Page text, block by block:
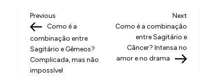
N
a
v
e
Previous
Post
Previous
Como é a
combinação entre
Sagitário e Gêmeos?
Complicada, mas não
impossível
Next
Post
Next
Como é a combinação
entre Sagitário e
Câncer? Intensa no
amor e no drama